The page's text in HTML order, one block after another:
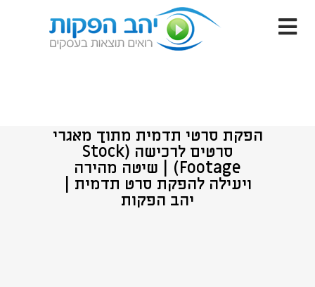
הפקת סרטי תדמית מתוך מאגרי
סרטים לרכישה (Stock
Footage) | שיטה מהירה
ויעילה להפקת סרט תדמית |
יהב הפקות